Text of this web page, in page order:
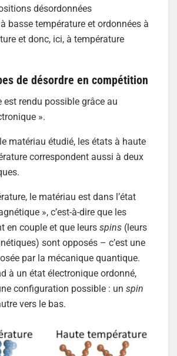
désordonnées
basse température et ordonnées à
et donc, ici, à température
de désordre en compétition
est rendu possible grâce au
».
matériau étudié, les états à haute
correspondent aussi à deux
le matériau est dans l’état
», c’est-à-dire que les
en couple et que leurs spins (leurs
sont opposés – c’est une
par la mécanique quantique.
à un état électronique ordonné,
configuration possible : un spin
vers le bas.